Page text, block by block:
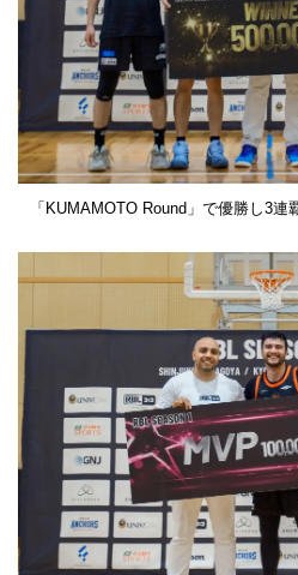
「KUMAMOTO Round」で優勝し3